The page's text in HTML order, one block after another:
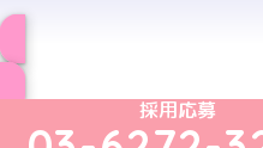
めいどりー
めいど
め
採用応募